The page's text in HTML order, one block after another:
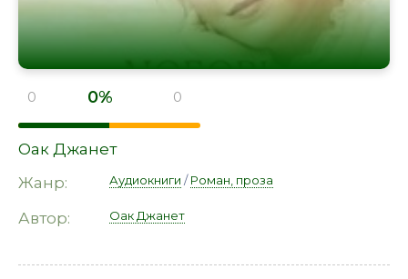
0 0% 0
Оак Джанет
Жанр:
Аудиокниги /Роман, проза
Автор: Оак Джанет